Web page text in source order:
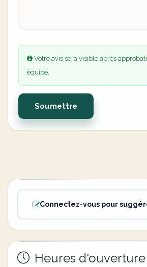
Votre avis sera visible après
équipe.
Soumettre
Connectez-vous pour
Heures d'ouverture